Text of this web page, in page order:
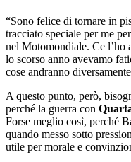
“Sono felice di tornare in
tracciato speciale per me
nel Motomondiale. Ce l’ho
lo scorso anno avevamo
cose andranno
A questo punto, però,
perché la guerra con
Forse meglio così, perché
quando messo sotto
utile per morale e